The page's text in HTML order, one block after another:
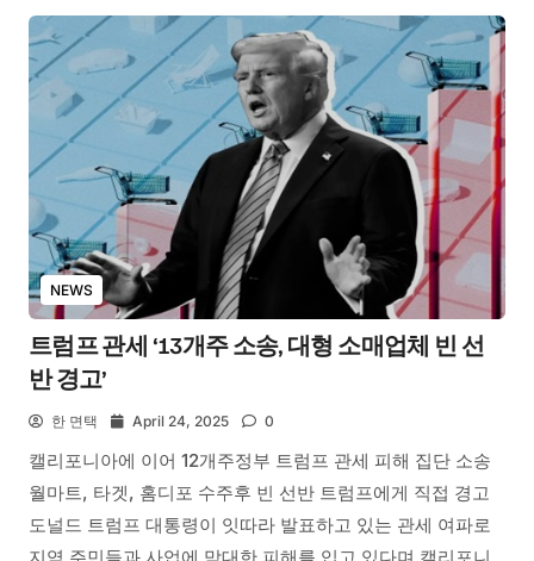
NEWS
트럼프 관세 ‘13개주 소송, 대형 소매업체 빈 선
반 경고’
한 면택 April 24, 2025 0
캘리포니아에 이어 12개주정부 트럼프 관세 피해 집단 소송
월마트, 타겟, 홈디포 수주후 빈 선반 트럼프에게 직접 경고
도널드 트럼프 대통령이 잇따라 발표하고 있는 관세 여파로